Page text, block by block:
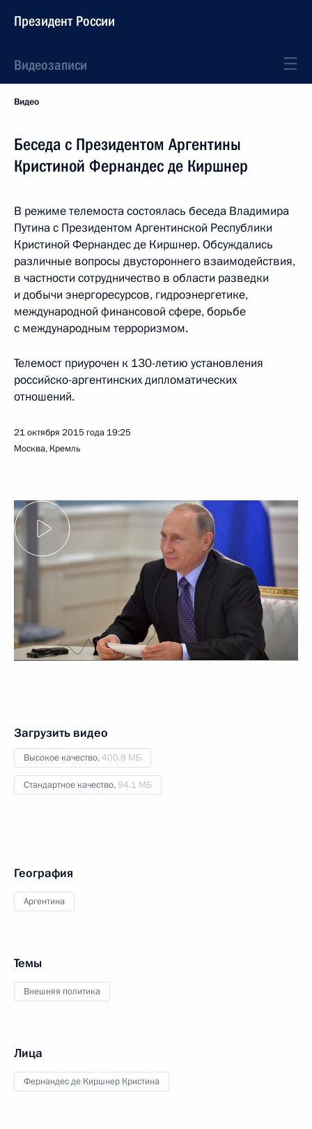
Президент России
Видеозаписи
Видео
Беседа с Президентом Аргентины
Кристиной Фернандес де Киршнер
В режиме телемоста состоялась беседа Владимира
Путина с Президентом Аргентинской Республики
Кристиной Фернандес де Киршнер. Обсуждались
различные вопросы двустороннего взаимодействия,
в частности сотрудничество в области разведки
и добычи энергоресурсов, гидроэнергетике,
международной финансовой сфере, борьбе
с международным терроризмом.
Телемост приурочен к 130-летию установления
российско-аргентинских дипломатических
отношений.
21 октября 2015 года 19:25
Москва, Кремль
Загрузить видео
Высокое качество,400.9 МБ
Стандартное качество,94.1 МБ
География
Аргентина
Темы
Внешняя политика
Лица
Фернандес де Киршнер Кристина